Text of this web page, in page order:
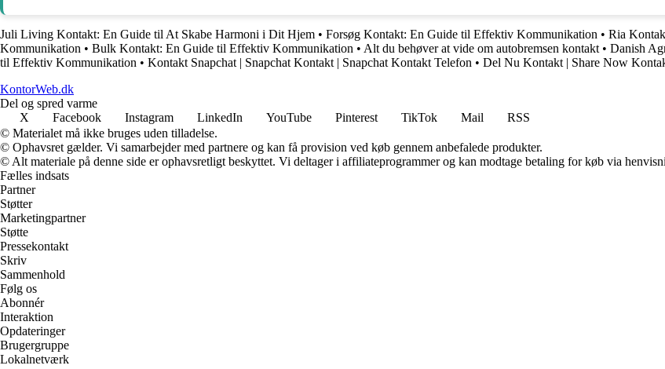
Juli Living Kontakt: En Guide til At Skabe Harmoni i Dit Hjem • Forsøg Kontakt: En Guide til Effektiv Kommunikation • Ria
Kommunikation • Bulk Kontakt: En Guide til Effektiv Kommunikation • Alt du behøver at vide om autobremsen kontakt • Danish
til Effektiv Kommunikation • Kontakt Snapchat | Snapchat Kontakt | Snapchat Kontakt Telefon • Del Nu Kontakt | Share Now
KontorWeb.dk
Del og spred varme
X
Facebook Instagram LinkedIn YouTube Pinterest TikTok Mail
RSS
© Materialet må ikke bruges uden tilladelse.
© Ophavsret gælder. Vi samarbejder med partnere og kan få provision ved køb gennem anbefalede produkter.
© Alt materiale på denne side er ophavsretligt beskyttet. Vi deltager i affiliateprogrammer og kan modtage betaling for køb via
Fælles indsats
Partner
Støtter
Marketingpartner
Støtte
Pressekontakt
Skriv
Sammenhold
Følg os
Abonnér
Interaktion
Opdateringer
Brugergruppe
Lokalnetværk